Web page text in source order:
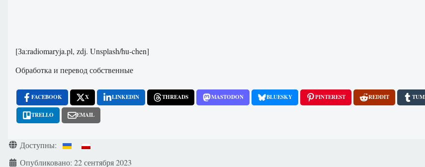
[Зa:radiomaryja.pl, zdj. Unsplash/hu-chen]
Обработка и перевод собственные
FACEBOOK X LINKEDIN THREADS MASTODON BLUESKY PINTEREST REDDIT
TRELLO EMAIL
Информация о материале
Доступны:
Опубликовано: 22 сентября 2023